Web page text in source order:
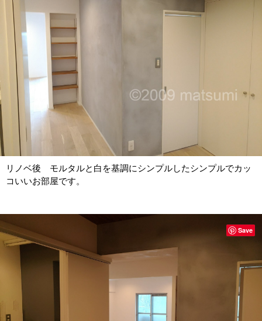
リノベ後 モルタルと白を基調にシンプルしたシンプルでカッ
コいいお部屋です。
Save